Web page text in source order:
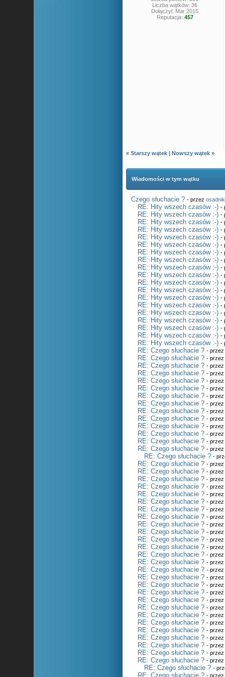
Liczba wątków: 36
Dołączył: Mar 2015
Reputacja: 457
«Starszy wątek |Nowszy wątek »
Wiadomości w tym wątku
Czego słuchacie ? - przezosadnik
RE: Hity wszech czasów :-) -
RE: Hity wszech czasów :-) -
RE: Hity wszech czasów :-) -
RE: Hity wszech czasów :-) -
RE: Hity wszech czasów :-) -
RE: Hity wszech czasów :-) -
RE: Hity wszech czasów :-) -
RE: Hity wszech czasów :-) -
RE: Hity wszech czasów :-) -
RE: Hity wszech czasów :-) -
RE: Hity wszech czasów :-) -
RE: Hity wszech czasów :-) -
RE: Hity wszech czasów :-) -
RE: Hity wszech czasów :-) -
RE: Hity wszech czasów :-) -
RE: Hity wszech czasów :-) -
RE: Hity wszech czasów :-) -
RE: Hity wszech czasów :-) -
RE: Hity wszech czasów :-) -
RE: Czego słuchacie ? -
RE: Czego słuchacie ? - przez
RE: Czego słuchacie ? -
RE: Czego słuchacie ? -
RE: Czego słuchacie ? -
RE: Czego słuchacie ? - przez
RE: Czego słuchacie ? -
RE: Czego słuchacie ? - przez
RE: Czego słuchacie ? -
RE: Czego słuchacie ? -
RE: Czego słuchacie ? - przez
RE: Czego słuchacie ? -
RE: Czego słuchacie ? - przez
RE: Czego słuchacie ? -
RE: Czego słuchacie ? -
RE: Czego słuchacie ? -
RE: Czego słuchacie ? - przez
RE: Czego słuchacie ? -
RE: Czego słuchacie ? -
RE: Czego słuchacie ? -
RE: Czego słuchacie ? - przez
RE: Czego słuchacie ? -
RE: Czego słuchacie ? - przez
RE: Czego słuchacie ? - przez
RE: Czego słuchacie ? -
RE: Czego słuchacie ? -
RE: Czego słuchacie ? -
RE: Czego słuchacie ? -
RE: Czego słuchacie ? -
RE: Czego słuchacie ? -
RE: Czego słuchacie ? - przez
RE: Czego słuchacie ? - przez
RE: Czego słuchacie ? -
RE: Czego słuchacie ? -
RE: Czego słuchacie ? - przez
RE: Czego słuchacie ? -
RE: Czego słuchacie ? -
RE: Czego słuchacie ? -
RE: Czego słuchacie ? -
RE: Czego słuchacie ? -
RE: Czego słuchacie ? - przez
RE: Czego słuchacie ? -
RE: Czego słuchacie ? -
RE: Czego słuchacie ? -